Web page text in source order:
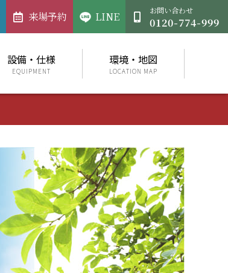
来場予約 LINE お問い合わせ
設備・仕様
EQUIPMENT
環境・地図
LOCATION MAP